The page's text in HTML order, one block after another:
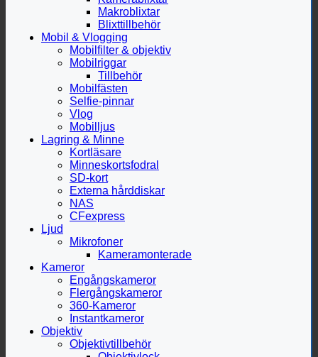
Makroblixtar
Blixttillbehör
Mobil & Vlogging
Mobilfilter & objektiv
Mobilriggar
Tillbehör
Mobilfästen
Selfie-pinnar
Vlog
Mobilljus
Lagring & Minne
Kortläsare
Minneskortsfodral
SD-kort
Externa hårddiskar
NAS
CFexpress
Ljud
Mikrofoner
Kameramonterade
Kameror
Engångskameror
Flergångskameror
360-Kameror
Instantkameror
Objektiv
Objektivtillbehör